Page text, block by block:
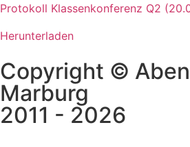
Protokoll Klassenkonferenz Q2
Herunterladen
Copyright ©
Marburg
2011 - 2026